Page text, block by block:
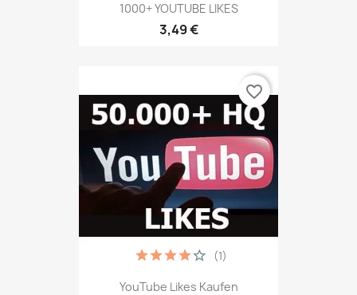
1000+ YOUTUBE LIKES
3,49 €
YouTube Likes Kaufen
(1)
favorite_border